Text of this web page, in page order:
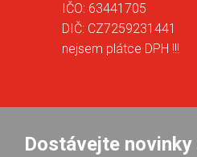
IČO: 63441705
DIČ: CZ7259231441
nejsem plátce DPH !!!
Dostávejte